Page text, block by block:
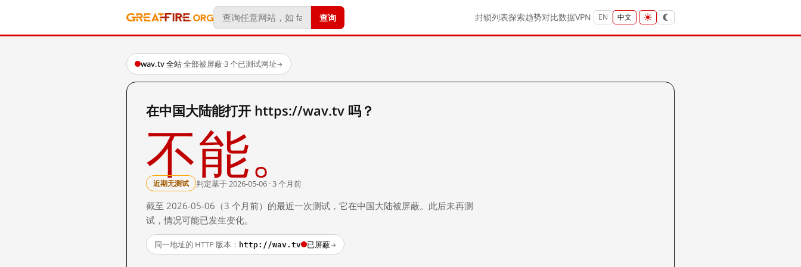
查询 封锁列表探索趋势对比数据VPN EN 中文
wav.tv 全站·全部被屏蔽·3 个已测试网址→
在中国大陆能打开 https://wav.tv 吗？
不能。
近期无测试 判定基于 2026-05-06 · 3 个月前
截至 2026-05-06（3 个月前）的最近一次测试，它在中国大陆被屏蔽。此后未再测
试，情况可能已发生变化。
同一地址的 HTTP 版本： http://wav.tv 已屏蔽→